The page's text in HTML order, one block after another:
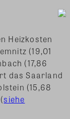
Heizkosten
(19,01
(17,86
das Saarland
(15,68
siehe